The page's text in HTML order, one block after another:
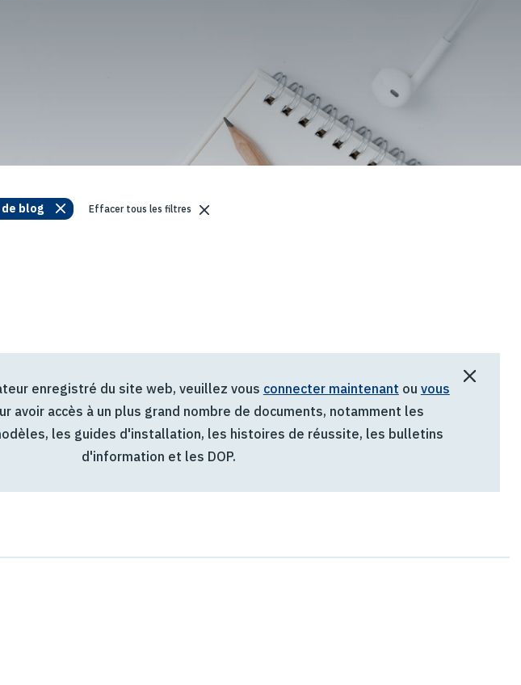
blog Effacer tous les filtres
enregistré du site web, veuillez vous connecter maintenant ou vous
avoir accès à un plus grand nombre de documents, notamment les
les guides d'installation, les histoires de réussite, les bulletins
d'information et les DOP.